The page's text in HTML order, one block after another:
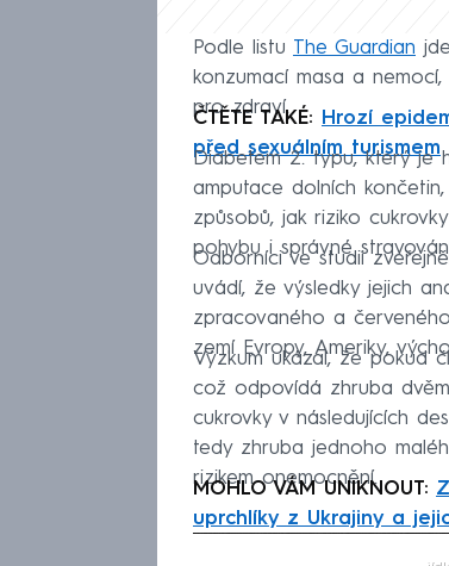
Podle listu The Guardian
konzumací masa a
pro zdraví.
ČTĚTE TAKÉ:
Hrozí
před sexuálním turismem
Diabetem 2. typu, který je
amputace dolních
způsobů, jak riziko
pohybu i správné
Odborníci ve studii
uvádí, že výsledky jejich
zpracovaného a
zemí Evropy, Ameriky,
Výzkum ukázal, že pokud
což odpovídá zhruba
cukrovky v následujících
tedy zhruba jednoho
rizikem onemocnění.
MOHLO VÁM UNIKNOUT:
uprchlíky z Ukrajiny a